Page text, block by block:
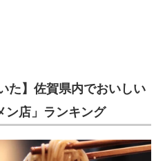
た】佐賀県内でおいしい
ン店」ランキング